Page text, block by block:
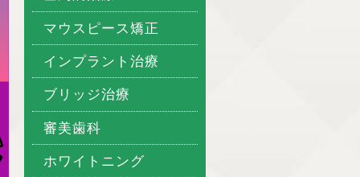
マウスピース矯正
インプラント治療
ブリッジ治療
審美歯科
ホワイトニング